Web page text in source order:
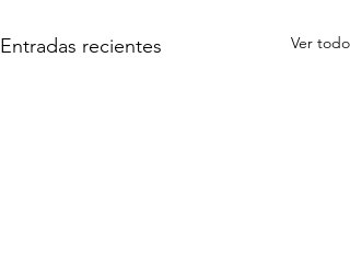
Entradas recientes Ver todo